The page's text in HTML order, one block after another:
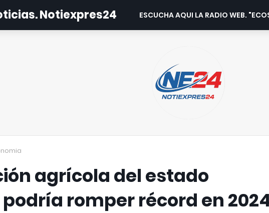
Notiexpres24 ESCUCHA AQUI LA RADIO WEB.
agrícola del estado
romper récord en